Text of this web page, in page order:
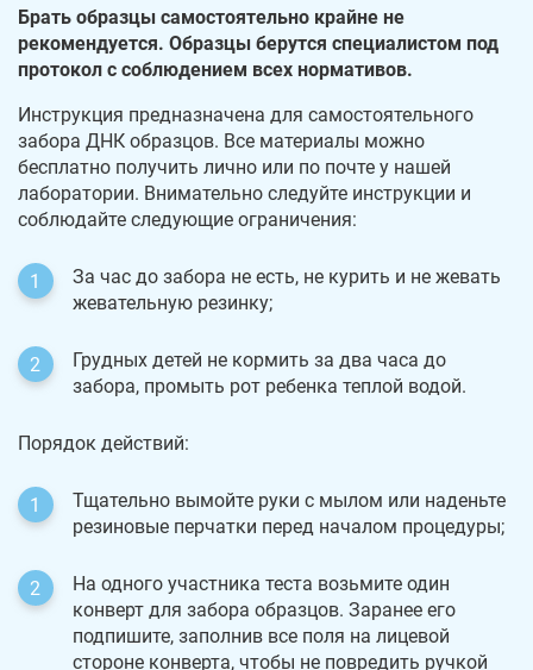
Брать образцы самостоятельно крайне не
рекомендуется. Образцы берутся специалистом под
протокол с соблюдением всех нормативов.
Инструкция предназначена для самостоятельного
забора ДНК образцов. Все материалы можно
бесплатно получить лично или по почте у нашей
лаборатории. Внимательно следуйте инструкции и
соблюдайте следующие ограничения:
За час до забора не есть, не курить и не жевать
жевательную резинку;
Грудных детей не кормить за два часа до
забора, промыть рот ребенка теплой водой.
Порядок действий:
Тщательно вымойте руки с мылом или наденьте
резиновые перчатки перед началом процедуры;
На одного участника теста возьмите один
конверт для забора образцов. Заранее его
подпишите, заполнив все поля на лицевой
стороне конверта, чтобы не повредить ручкой